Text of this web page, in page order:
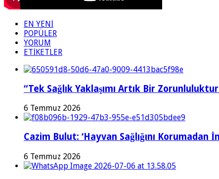
EN YENİ
POPÜLER
YORUM
ETİKETLER
“Tek Sağlık Yaklaşımı Artık Bir
6 Temmuz 2026
Cazim Bulut: ‘Hayvan Sağlığını Korumadan
6 Temmuz 2026